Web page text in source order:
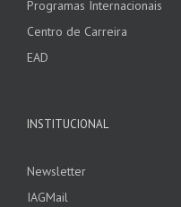
Programas Internacionais
Centro de Carreira
EAD
INSTITUCIONAL
Newsletter
IAGMail